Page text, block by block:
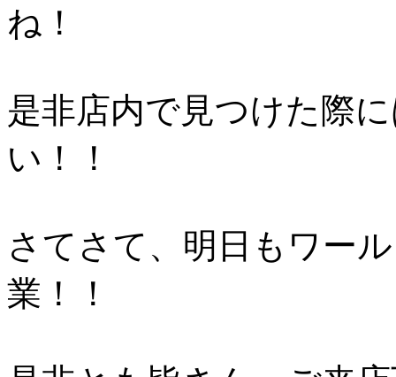
ね！
是非店内で見つけた際
い！！
さてさて、明日もワー
業！！